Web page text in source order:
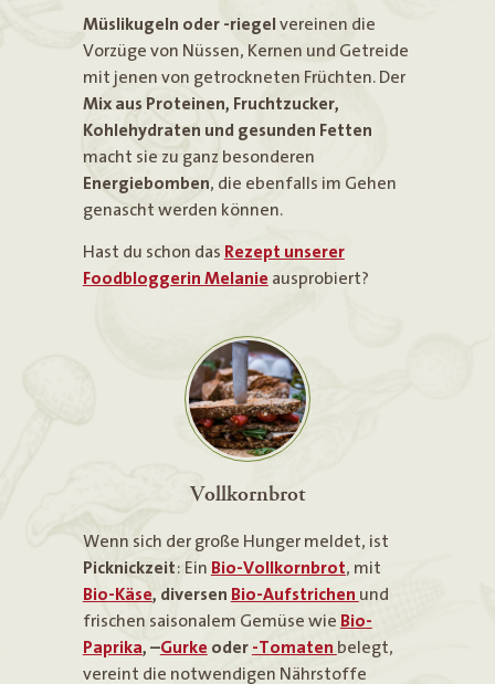
Müslikugeln oder -riegel vereinen die
Vorzüge von Nüssen, Kernen und Getreide
mit jenen von getrockneten Früchten. Der
Mix aus Proteinen, Fruchtzucker,
Kohlehydraten und gesunden Fetten
macht sie zu ganz besonderen
Energiebomben, die ebenfalls im Gehen
genascht werden können.
Hast du schon das Rezept unserer
Foodbloggerin Melanie ausprobiert?
Vollkornbrot
Wenn sich der große Hunger meldet, ist
Picknickzeit: Ein Bio-Vollkornbrot, mit
Bio-Käse, diversen Bio-Aufstrichen und
frischen saisonalem Gemüse wie Bio-
Paprika, –Gurke oder -Tomaten belegt,
vereint die notwendigen Nährstoffe